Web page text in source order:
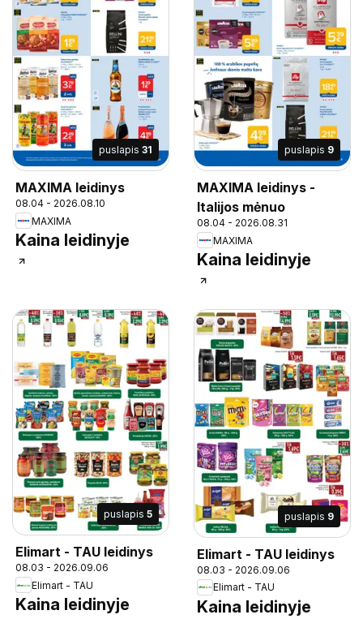
puslapis 31
MAXIMA leidinys
08.04 - 2026.08.10
MAXIMA
Kaina leidinyje
puslapis 9
MAXIMA leidinys -
Italijos mėnuo
08.04 - 2026.08.31
MAXIMA
Kaina leidinyje
puslapis 5
Elimart - TAU leidinys
08.03 - 2026.09.06
Elimart - TAU
Kaina leidinyje
puslapis 9
Elimart - TAU leidinys
08.03 - 2026.09.06
Elimart - TAU
Kaina leidinyje